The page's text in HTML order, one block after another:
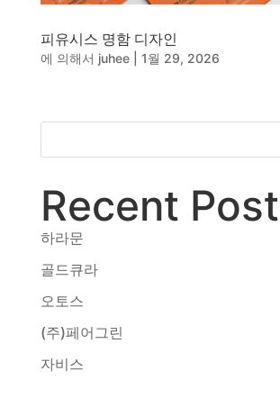
동영상 - 모모스커피㈜
동영상 - 삼양홀딩스
동영상 - 킷캣
웹사이트 - (주)세스코
동영상, CI - 카피어랜드
동영상, 카탈로그 - 피자
웹사이트 - 백조씽크
피유시스 명함 디자인
에 의해서 juhee| 1월 29, 2026
Recent
하라문
골드큐라
오토스
(주)페어그린
자비스